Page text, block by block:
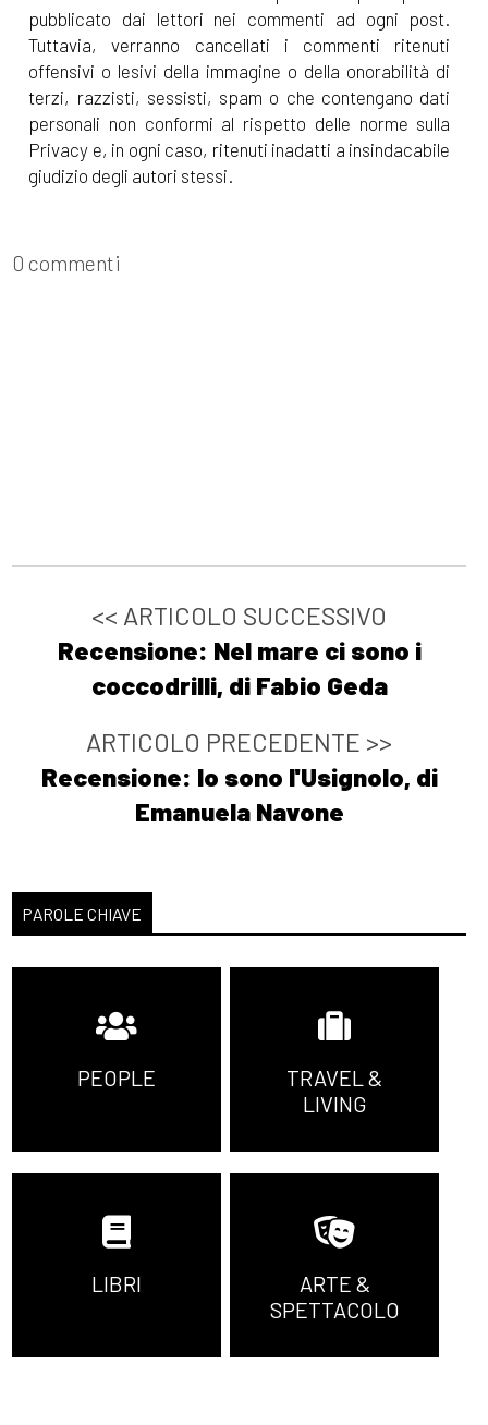
pubblicato dai lettori nei commenti ad ogni post.
Tuttavia, verranno cancellati i commenti ritenuti
offensivi o lesivi della immagine o della onorabilità di
terzi, razzisti, sessisti, spam o che contengano dati
personali non conformi al rispetto delle norme sulla
Privacy e, in ogni caso, ritenuti inadatti a insindacabile
giudizio degli autori stessi.
0 commenti
<< ARTICOLO SUCCESSIVO
Recensione: Nel mare ci sono i
coccodrilli, di Fabio Geda
ARTICOLO PRECEDENTE >>
Recensione: Io sono l'Usignolo, di
Emanuela Navone
PAROLE CHIAVE
PEOPLE
TRAVEL &
LIVING
LIBRI
ARTE &
SPETTACOLO